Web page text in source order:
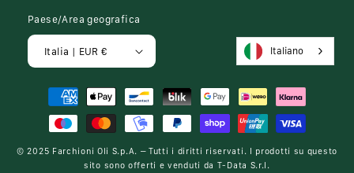
Paese/Area geografica
Italia | EUR € Italiano
Metodi
pagamento
© 2025 Farchioni Oli S.p.A. – Tutti i diritti riservati. I prodotti su questo
sito sono offerti e venduti da T-Data S.r.l.